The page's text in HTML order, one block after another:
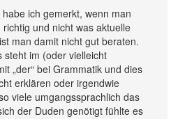
ich gemerkt, wenn man
und nicht was aktuelle
man damit nicht gut beraten.
steht im (oder vielleicht
„der“ bei Grammatik und dies
erklären oder irgendwie
viele umgangssprachlich das
der Duden genötigt fühlte es